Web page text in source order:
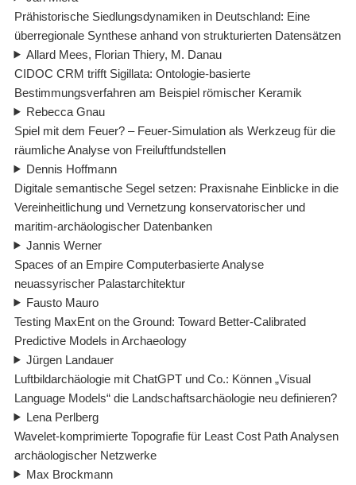
Prähistorische Siedlungsdynamiken in Deutschland: Eine
überregionale Synthese anhand von strukturierten Datensätzen
Allard Mees, Florian Thiery, M. Danau
CIDOC CRM trifft Sigillata: Ontologie-basierte
Bestimmungsverfahren am Beispiel römischer Keramik
Rebecca Gnau
Spiel mit dem Feuer? – Feuer-Simulation als Werkzeug für die
räumliche Analyse von Freiluftfundstellen
Dennis Hoffmann
Digitale semantische Segel setzen: Praxisnahe Einblicke in die
Vereinheitlichung und Vernetzung konservatorischer und
maritim-archäologischer Datenbanken
Jannis Werner
Spaces of an Empire Computerbasierte Analyse
neuassyrischer Palastarchitektur
Fausto Mauro
Testing MaxEnt on the Ground: Toward Better-Calibrated
Predictive Models in Archaeology
Jürgen Landauer
Luftbildarchäologie mit ChatGPT und Co.: Können „Visual
Language Models“ die Landschaftsarchäologie neu definieren?
Lena Perlberg
Wavelet-komprimierte Topografie für Least Cost Path Analysen
archäologischer Netzwerke
Max Brockmann